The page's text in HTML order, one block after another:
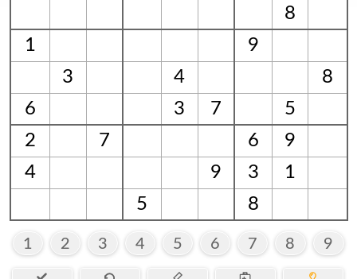
8
1
9
3
4
8
6
3 7
5
2
7 6
9
4
9 3
1
5
8
1 2 3 4 5 6 7 8 9